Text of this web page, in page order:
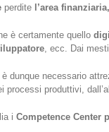
perdite l’area
è certamente quello
, ecc. Dai
dunque necessario
produttivi,
i Competence Center